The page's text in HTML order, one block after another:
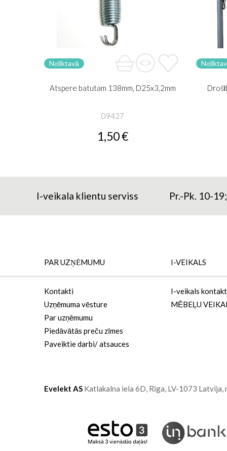
Noliktavā
Atspere batutam 138mm, D25x3,2mm
09427
1,50 €
I-veikala klientu serviss Pr.-Pk. 10-
PAR UZŅĒMUMU
Kontakti
Uzņēmuma vēsture
Par uzņēmumu
Piedāvātās preču zīmes
Paveiktie darbi/ atsauces
I-VEIKALS
I-veikals
MĒBEĻU
Evelekt AS Katlakalna iela 6D, Rīga, LV-1073 Latvija,